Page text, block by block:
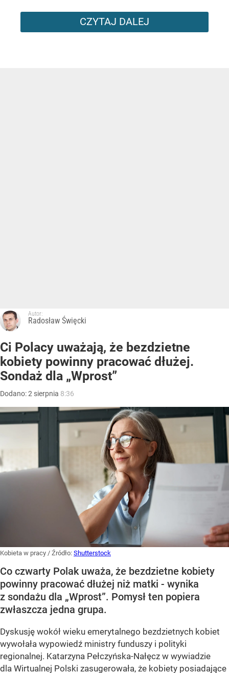
CZYTAJ DALEJ
Autor:
Radosław Święcki
Ci Polacy uważają, że bezdzietne
kobiety powinny pracować dłużej.
Sondaż dla „Wprost”
Dodano:2 sierpnia 8:36
Kobieta w pracy / Źródło: Shutterstock
Co czwarty Polak uważa, że bezdzietne kobiety
powinny pracować dłużej niż matki - wynika
z sondażu dla „Wprost”. Pomysł ten popiera
zwłaszcza jedna grupa.
Dyskusję wokół wieku emerytalnego bezdzietnych kobiet
wywołała wypowiedź ministry funduszy i polityki
regionalnej. Katarzyna Pełczyńska-Nałęcz w wywiadzie
dla Wirtualnej Polski zasugerowała, że kobiety posiadające